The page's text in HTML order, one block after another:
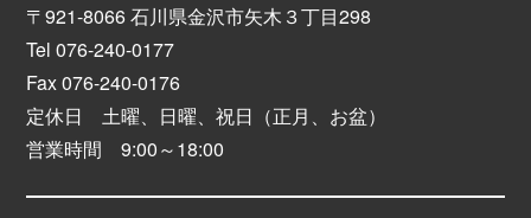
〒921-8066 石川県金沢市矢木３丁目298
Tel 076-240-0177
Fax 076-240-0176
定休日 土曜、日曜、祝日（正月、お盆）
営業時間 9:00～18:00